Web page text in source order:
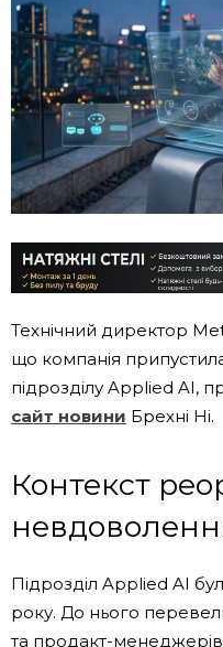
Технічний директор
що компанія
підрозділу Applied AI,
сайт новини Брехні Ні.
Контекст
Підрозділ Applied AI
року. До нього
та продакт-